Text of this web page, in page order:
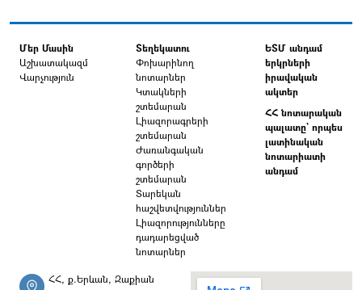
Մեր Մասին
Աշխատակազմ
Վարչություն
Տեղեկատու
Փոխարինող
նոտարներ
Կտակների
շտեմարան
Լիազորագրերի
շտեմարան
Ժառանգական
գործերի
շտեմարան
Տարեկան
հաշվետվություններ
Լիազորությունները
դադարեցված
նոտարներ
ԵՏՄ անդամ
երկրների
իրավական
ակտեր
ՀՀ նոտարական
պալատը` որպես
լատինական
նոտարիատի
անդամ
ՀՀ, ք.Երևան, Զաքիան